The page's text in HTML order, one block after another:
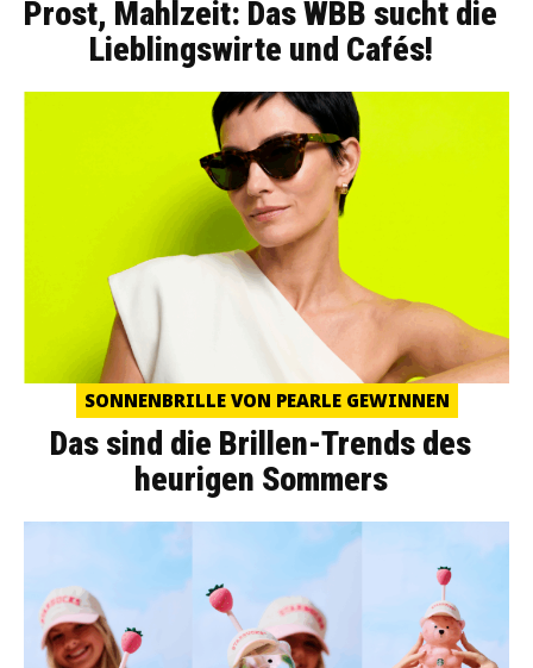
Prost, Mahlzeit: Das WBB sucht die
Lieblingswirte und Cafés!
SONNENBRILLE VON PEARLE GEWINNEN
Das sind die Brillen-Trends des
heurigen Sommers